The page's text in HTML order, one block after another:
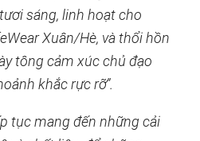
sáng, linh hoạt cho
Xuân/Hè, và thổi hồn
tông cảm xúc chủ đạo
khắc rực rỡ”.
tục mang đến những cải